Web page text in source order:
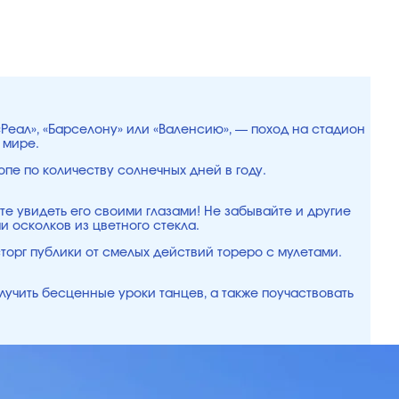
«Барселону» или «Валенсию», — поход на стадион
мире.
по количеству солнечных дней в году.
увидеть его своими глазами! Не забывайте и другие
из цветного стекла.
публики от смелых действий тореро с мулетами.
бесценные уроки танцев, а также поучаствовать